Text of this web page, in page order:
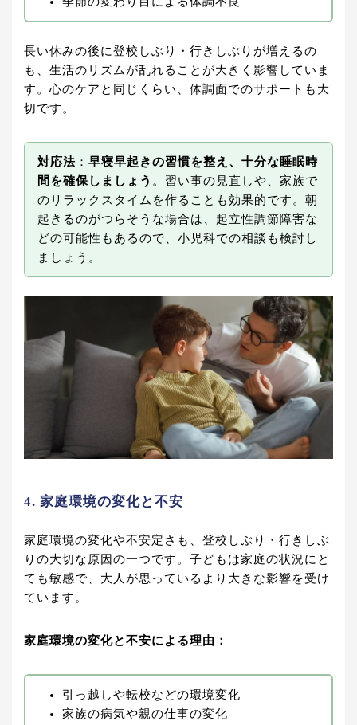
長い休みの後に登校しぶり・行きしぶりが増えるの
も、生活のリズムが乱れることが大きく影響していま
す。心のケアと同じくらい、体調面でのサポートも大
切です。
対応法 ： 早寝早起きの習慣を整え、十分な睡眠時
間を確保しましょう 。習い事の見直しや、家族で
のリラックスタイムを作ることも効果的です。朝
起きるのがつらそうな場合は、起立性調節障害な
どの可能性もあるので、小児科での相談も検討し
ましょう。
4. 家庭環境の変化と不安
家庭環境の変化や不安定さも、登校しぶり・行きしぶ
りの大切な原因の一つです。子どもは家庭の状況にと
ても敏感で、大人が思っているより大きな影響を受け
ています。
家庭環境の変化と不安による理由：
引っ越しや転校などの環境変化
家族の病気や親の仕事の変化